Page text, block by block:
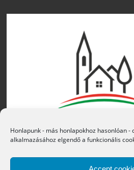
Honlapunk - más honlapokhoz hasonlóan -
alkalmazásához elgendő a funkcionális